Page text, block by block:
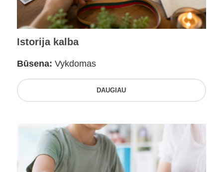
Istorija kalba
Būsena: Vykdomas
DAUGIAU